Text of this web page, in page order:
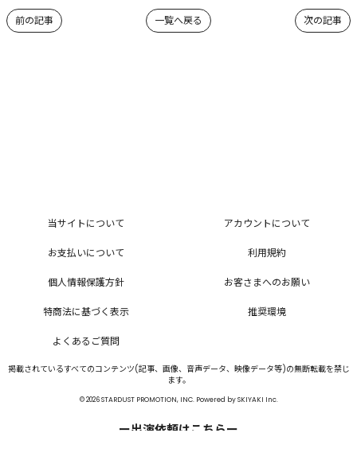
次の記事
一覧へ戻る
前の記事
当サイトについて アカウントについて
お支払いについて 利用規約
個人情報保護方針 お客さまへのお願い
特商法に基づく表示 推奨環境
よくあるご質問
掲載されているすべてのコンテンツ(記事、画像、音声データ、映像データ等)の無断転載を禁じ
ます。
© 2026 STARDUST PROMOTION, INC. Powered bySKIYAKI Inc.
ー出演依頼はこちらー